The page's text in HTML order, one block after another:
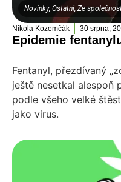
Novinky, Ostatní, Ze
Nikola Kozemčák 30 srpna,
Epidemie
Fentanyl, přezdívaný
ještě nesetkal alespoň
podle všeho velké
jako virus.